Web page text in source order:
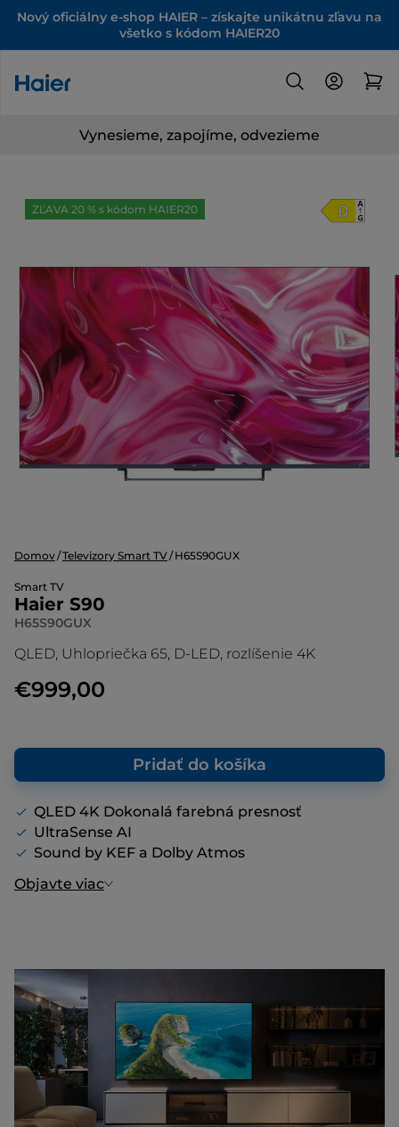
Nový oficiálny e-shop HAIER – získajte unikátnu zľavu na
všetko s kódom HAIER20
Vynesieme, zapojíme, odvezieme
ZĽAVA 20 % s kódom HAIER20
Domov Televizory Smart TV H65S90GUX
Smart TV
Haier S90
H65S90GUX
QLED, Uhlopriečka 65, D-LED, rozlíšenie 4K
€999,00
Pridať do košíka
QLED 4K Dokonalá farebná presnosť
UltraSense AI
Sound by KEF a Dolby Atmos
Objavte viac